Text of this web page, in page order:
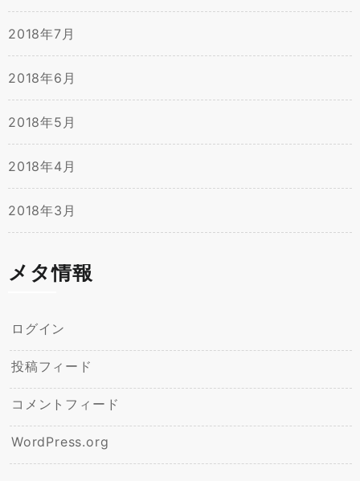
2018年7月
2018年6月
2018年5月
2018年4月
2018年3月
メタ情報
ログイン
投稿フィード
コメントフィード
WordPress.org